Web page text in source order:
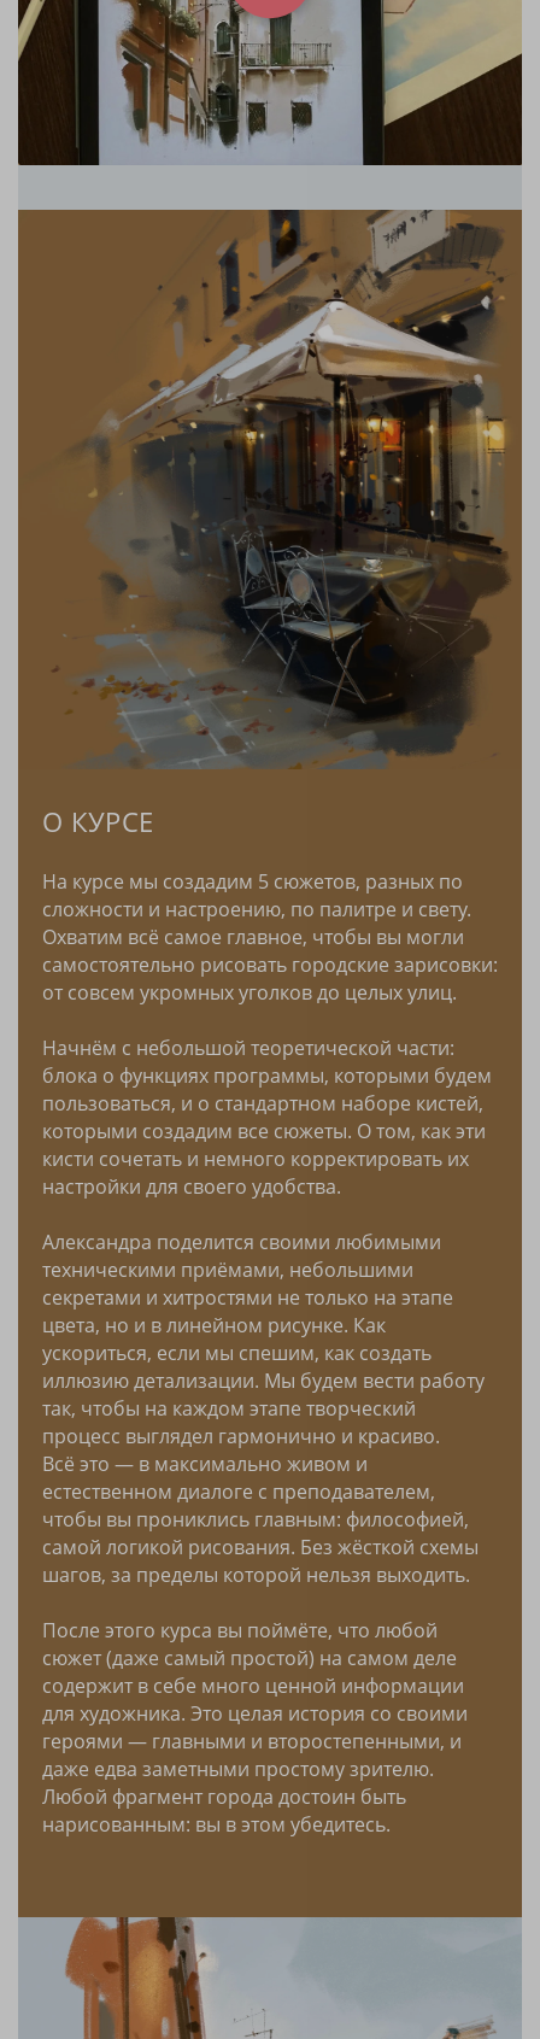
О КУРСЕ
На курсе мы создадим 5 сюжетов, разных по
сложности и настроению, по палитре и свету.
Охватим всё самое главное, чтобы вы могли
самостоятельно рисовать городские зарисовки:
от совсем укромных уголков до целых улиц.
Начнём с небольшой теоретической части:
блока о функциях программы, которыми будем
пользоваться, и о стандартном наборе кистей,
которыми создадим все сюжеты. О том, как эти
кисти сочетать и немного корректировать их
настройки для своего удобства.
Александра поделится своими любимыми
техническими приёмами, небольшими
секретами и хитростями не только на этапе
цвета, но и в линейном рисунке. Как
ускориться, если мы спешим, как создать
иллюзию детализации. Мы будем вести работу
так, чтобы на каждом этапе творческий
процесс выглядел гармонично и красиво.
Всё это — в максимально живом и
естественном диалоге с преподавателем,
чтобы вы прониклись главным: философией,
самой логикой рисования. Без жёсткой схемы
шагов, за пределы которой нельзя выходить.
После этого курса вы поймёте, что любой
сюжет (даже самый простой) на самом деле
содержит в себе много ценной информации
для художника. Это целая история со своими
героями — главными и второстепенными, и
даже едва заметными простому зрителю.
Любой фрагмент города достоин быть
нарисованным: вы в этом убедитесь.